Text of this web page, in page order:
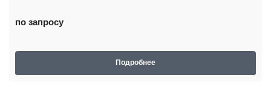
по запросу
Подробнее